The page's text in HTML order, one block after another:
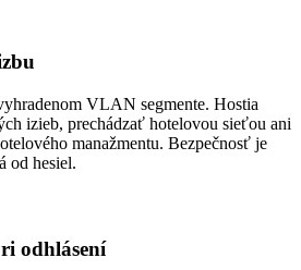
VLAN segmente. Hostia
izieb, prechádzať hotelovou sieťou ani
manažmentu. Bezpečnosť je
od hesiel.
odhlásení